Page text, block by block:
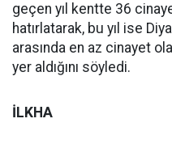
geçen yıl kentte 36
hatırlatarak, bu yıl ise
arasında en az cinayet
yer aldığını söyledi.
İLKHA